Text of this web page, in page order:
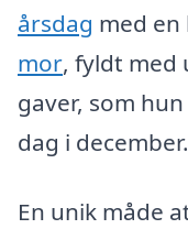
årsdag med
mor, fyldt med
gaver, som
dag i december.
En unik måde